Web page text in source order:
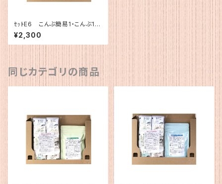
ｾｯﾄE6 こんぶ簡易1・こんぶ12
0g
¥2,300
同じカテゴリの商品